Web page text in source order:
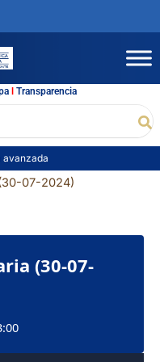
l Transparencia
avanzada
07-2024)
(30-07-